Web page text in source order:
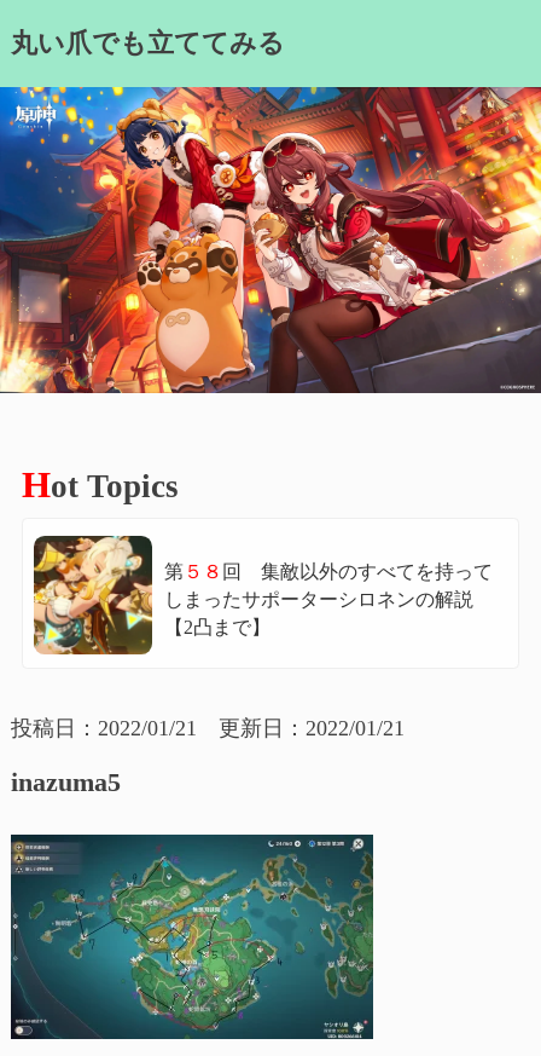
to丸い爪でも立ててみる
Hot Topics
第５８ 回 集敵以外のすべてを持って
しまったサポーターシロネンの解説
【2凸まで】
投稿日：2022/01/21 更新日：2022/01/21
inazuma5